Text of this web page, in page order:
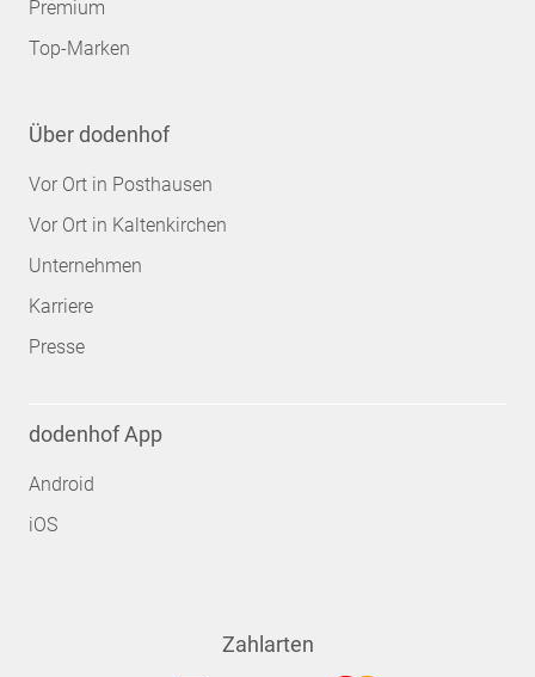
Premium
Top-Marken
Über dodenhof
Vor Ort in Posthausen
Vor Ort in Kaltenkirchen
Unternehmen
Karriere
Presse
dodenhof App
Android
iOS
Zahlarten